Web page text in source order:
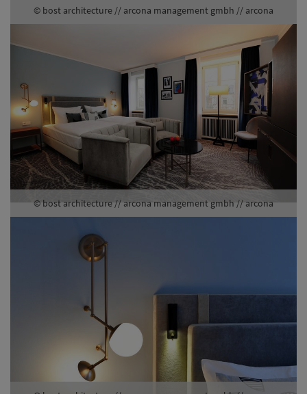
© bost architecture // arcona management gmbh // arcona
© bost architecture // arcona management gmbh // arcona